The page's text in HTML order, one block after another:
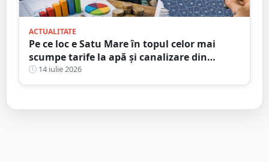
ACTUALITATE
Pe ce loc e Satu Mare în topul celor mai
scumpe tarife la apă și canalizare din
România
14 iulie 2026